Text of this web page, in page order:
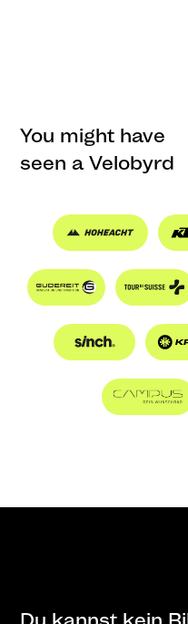
You might have
seen a Velobyrd